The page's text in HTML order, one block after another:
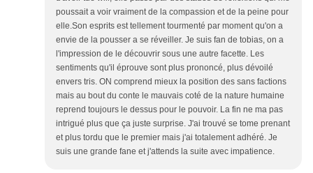
poussait a voir vraiment de la compassion et de la peine pour
elle.Son esprits est tellement tourmenté par moment qu'on a
envie de la pousser a se réveiller. Je suis fan de tobias, on a
l'impression de le découvrir sous une autre facette. Les
sentiments qu'il éprouve sont plus prononcé, plus dévoilé
envers tris. ON comprend mieux la position des sans factions
mais au bout du conte le mauvais coté de la nature humaine
reprend toujours le dessus pour le pouvoir. La fin ne ma pas
intrigué plus que ça juste surprise. J'ai trouvé se tome prenant
et plus tordu que le premier mais j'ai totalement adhéré. Je
suis une grande fane et j'attends la suite avec impatience.